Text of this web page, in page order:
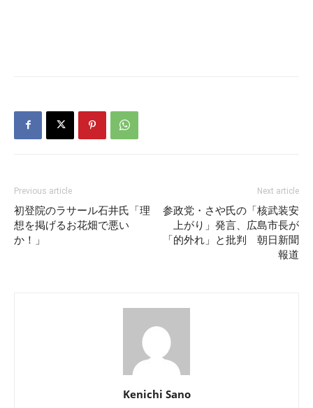
Previous article
初登院のラサール石井氏「理
想を掲げるお花畑で悪い
か！」
Next article
参政党・さや氏の「核武装安
上がり」発言、広島市長が
「的外れ」と批判 朝日新聞
報道
Kenichi Sano